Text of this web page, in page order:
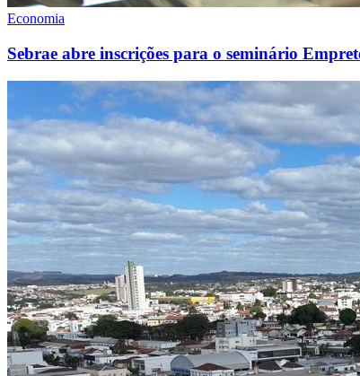
Economia
Sebrae abre inscrições para o seminário